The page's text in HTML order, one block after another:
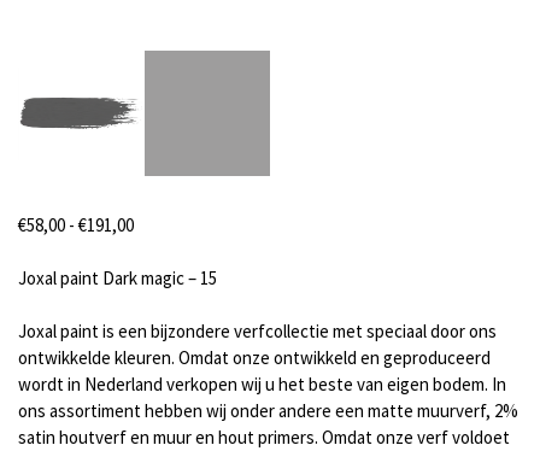
€58,00 - €191,00Prijsklasse:
tot
Joxal paint Dark magic – 15
Joxal paint is een bijzondere verfcollectie met speciaal door ons
ontwikkelde kleuren. Omdat onze ontwikkeld en geproduceerd
wordt in Nederland verkopen wij u het beste van eigen bodem. In
ons assortiment hebben wij onder andere een matte muurverf, 2%
satin houtverf en muur en hout primers. Omdat onze verf voldoet